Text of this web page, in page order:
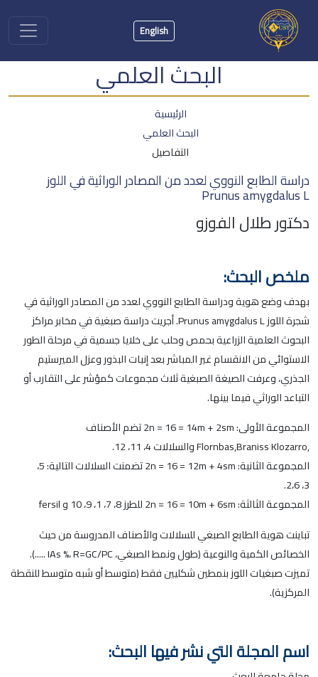
English
البحث العلمي
الرئيسية
البحث العلمي
التفاصيل
دراسة الطابع النووي لعدد من المصادر الوراثية في اللوز
Prunus amygdalus L
دكتور طلال الفوزو
ملخص البحث:
بهدف وضع هوية ودراسة الطابع النووي لعدد من المصادر الوراثية في
شجرة اللوز Prunus amygdalus L. أجريت دراسة صبغية في مخابر مراكز
البحوث العلمية الزراعية بحمص وحلب على خلايا جسمية في مرحلة الطور
الاستوائي من الانقسام غير المباشر بعد إنبات البذور وعزل الميرستيم
الجذري، وعرفت الصيغة الصبغية ثلاث مجموعات كمؤشر على التقارب أو
التباعد الوراثي فيما بينها.
المجموعة الأولى: 2n = 16 = 14m + 2sm تضم الأصناف
,Flornbas,Braniss Klozarro والسلالات 4، 11، 12.
المجموعة الثانية: 2n = 16 = 12m + 4sm تضمنت السلالات التالية: 5،
3، 2،6.
المجموعة الثالثة: 2n = 16 = 10m + 6sm للطرز 8، 7، 1، 9، 10 و fersil
تباينت هوية الطابع الصبغي للسلالات والأصناف المدروسة من حيث
الخصائص الكمية والنوعية (طول ونمط الصبغي، IAs %، R=GC/PC .....).
تميزت صبغيات اللوز بنمطين شكليين فقط (متوسط أو شبه متوسط للنقطة
المركزية).
اسم المجلة التي نشر فيها البحث: